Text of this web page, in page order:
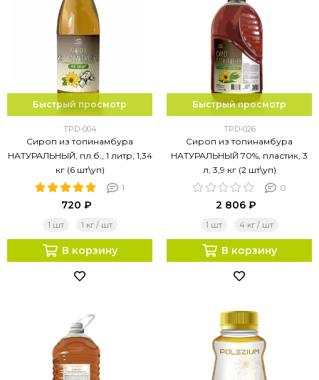
Быстрый просмотр
TPD-004
Сироп из топинамбура
НАТУРАЛЬНЫЙ, пл.б., 1 литр, 1,34
кг (6 шт\уп)
1
720 ₽
1 шт 1 кг / шт
В корзину
Быстрый просмотр
TPD-026
Сироп из топинамбура
НАТУРАЛЬНЫЙ 70%, пластик, 3
л, 3,9 кг (2 шт\уп)
0
2 806 ₽
1 шт 4 кг / шт
В корзину